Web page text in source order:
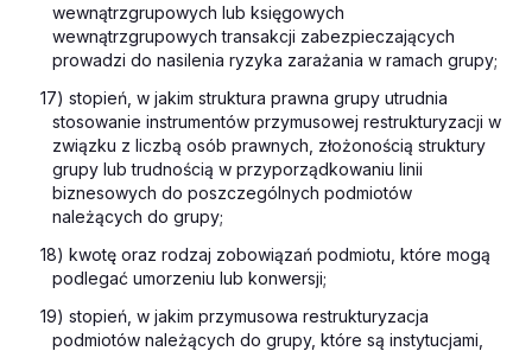
wewnątrzgrupowych lub księgowych
wewnątrzgrupowych transakcji zabezpieczających
prowadzi do nasilenia ryzyka zarażania w ramach grupy;
17) stopień, w jakim struktura prawna grupy utrudnia
stosowanie instrumentów przymusowej restrukturyzacji w
związku z liczbą osób prawnych, złożonością struktury
grupy lub trudnością w przyporządkowaniu linii
biznesowych do poszczególnych podmiotów
należących do grupy;
18) kwotę oraz rodzaj zobowiązań podmiotu, które mogą
podlegać umorzeniu lub konwersji;
19) stopień, w jakim przymusowa restrukturyzacja
podmiotów należących do grupy, które są instytucjami,